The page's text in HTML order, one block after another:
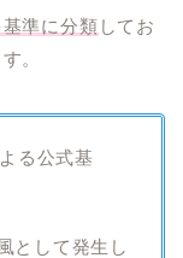
基準に分類 してお
。
る公式基
として発生し